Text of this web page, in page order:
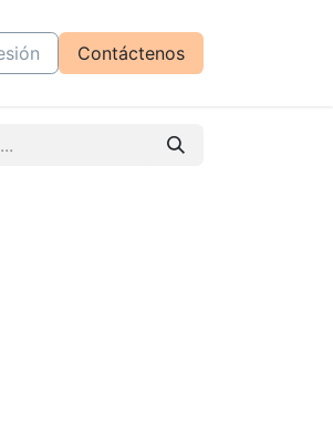
Contáctenos